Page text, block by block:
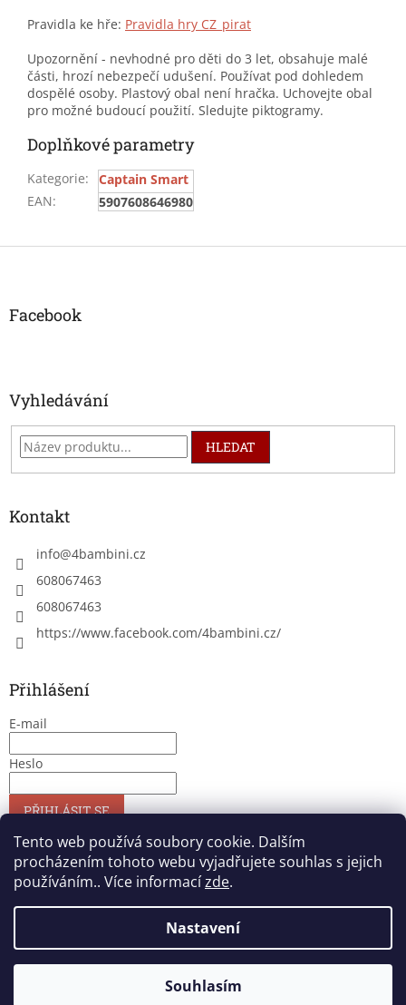
Tento web používá soubory cookie. Dalším
procházením tohoto webu vyjadřujete souhlas s jejich
používáním.. Více informacízde.
Nastavení
Souhlasím
Pravidla ke hře: Pravidla hry CZ_pirat
Upozornění - nevhodné pro děti do 3 let, obsahuje malé
části, hrozí nebezpečí udušení. Používat pod dohledem
dospělé osoby. Plastový obal není hračka. Uchovejte obal
pro možné budoucí použití. Sledujte piktogramy.
Doplňkové parametry
Kategorie:
Captain Smart
EAN: 5907608646980
Z
Facebook
Vyhledávání
HLEDAT
Kontakt
info@4bambini.cz
608067463
608067463
https://www.facebook.com/4bambini.cz/
Přihlášení
E-mail
Heslo
PŘIHLÁSIT SE
Nová registraceZapomenuté heslo
nastavení cookies